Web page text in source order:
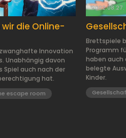
die Online-
Innovation
Unabhängig davon
Spiel auch nach der
hat.
escape room
2022.08.27.
Brettspiele
Programm
haben
belegte
Kinder.